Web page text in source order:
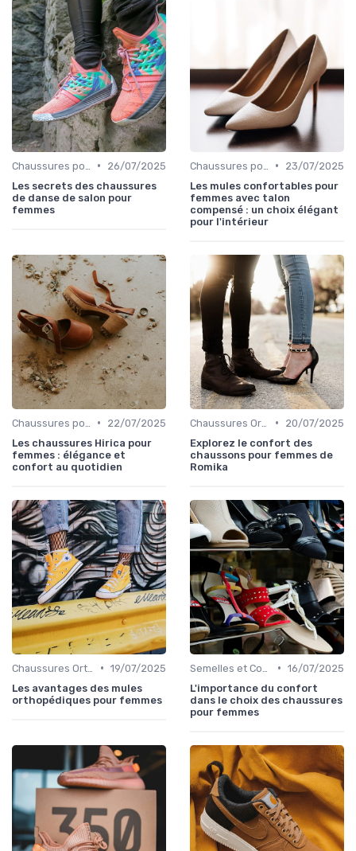
•
26/07/2025
Les secrets des chaussures
de danse de salon pour
femmes
•
23/07/2025
Les mules confortables pour
femmes avec talon
compensé : un choix élégant
pour l'intérieur
•
22/07/2025
Les chaussures Hirica pour
femmes : élégance et
confort au quotidien
•
20/07/2025
Explorez le confort des
chaussons pour femmes de
Romika
• 19/07/2025
Les avantages des mules
orthopédiques pour femmes
• 16/07/2025
L'importance du confort
dans le choix des chaussures
pour femmes